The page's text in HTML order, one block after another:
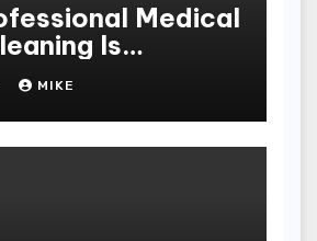
Medical
Is
for Patient
MIKE